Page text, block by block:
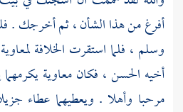
أفرغ من هذا الشأن ، ثم أخرجك .
وسلم ، فلما استقرت الخلافة
أخيه الحسن، فكانمعاوية
مرحبا وأهلا . ويعطيهما عطاء